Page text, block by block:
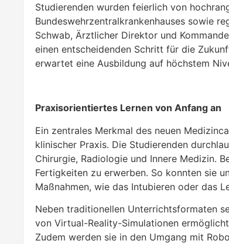
Studierenden wurden feierlich von
Bundeswehrzentralkrankenhauses sowie
Schwab, Ärztlicher Direktor und
einen entscheidenden Schritt für die
erwartet eine Ausbildung auf höchstem
Praxisorientiertes Lernen von Anfang an
Ein zentrales Merkmal des neuen
klinischer Praxis. Die Studierenden
Chirurgie, Radiologie und Innere Medizin.
Fertigkeiten zu erwerben. So konnten sie
Maßnahmen, wie das Intubieren oder das
Neben traditionellen Unterrichtsformaten
von Virtual-Reality-Simulationen
Zudem werden sie in den Umgang mit